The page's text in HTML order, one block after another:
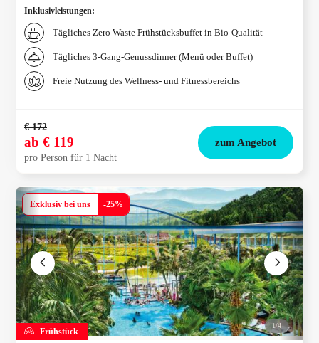
Inklusivleistungen:
Tägliches Zero Waste Frühstücksbuffet in Bio-Qualität
Tägliches 3-Gang-Genussdinner (Menü oder Buffet)
Freie Nutzung des Wellness- und Fitnessbereichs
€ 172
ab € 119
pro Person für 1 Nacht
zum Angebot
Frühstück
Exklusiv bei uns -25%
1/4